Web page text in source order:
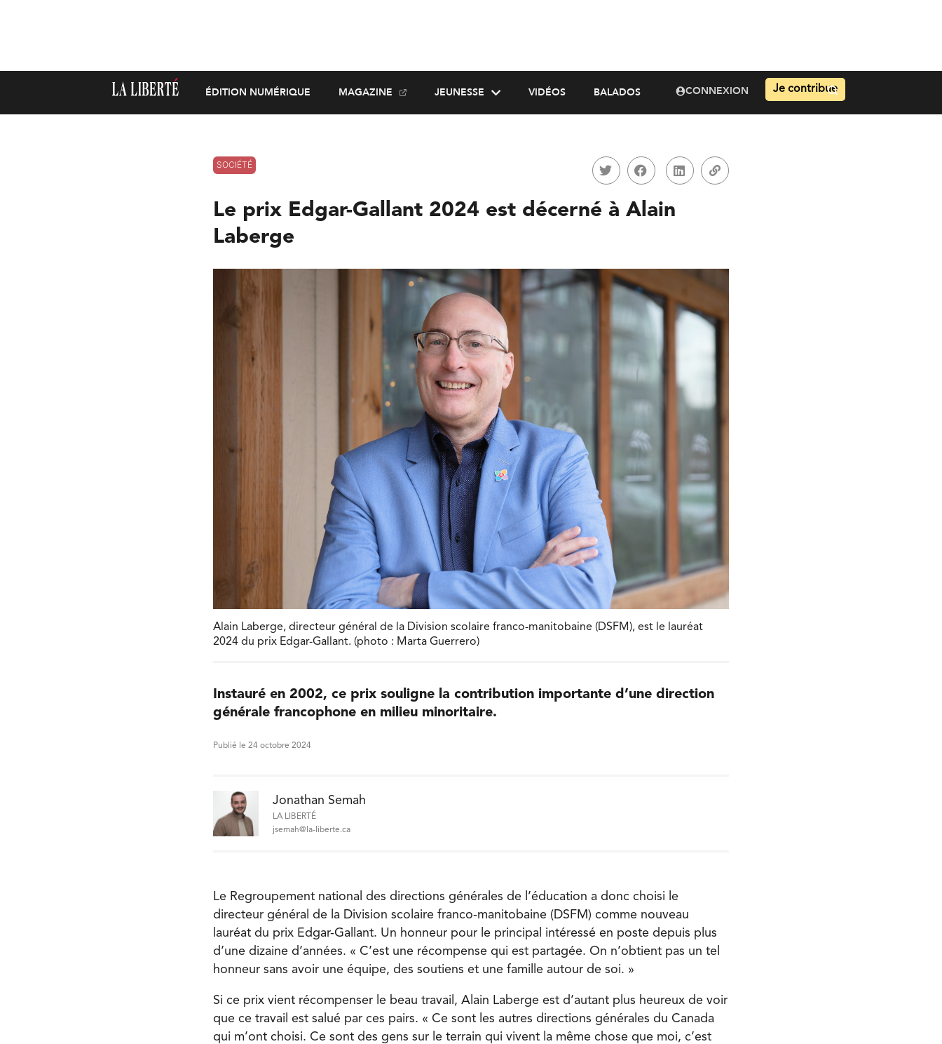
ÉDITION NUMÉRIQUE MAGAZINE JEUNESSE VIDÉOS BALADOS CONNEXION Je contribue
SOCIÉTÉ
Le prix Edgar-Gallant 2024 est décerné à Alain
Laberge
Alain Laberge, directeur général de la Division scolaire franco-manitobaine (DSFM), est le lauréat
2024 du prix Edgar-Gallant. (photo : Marta Guerrero)
Instauré en 2002, ce prix souligne la contribution importante d’une direction
générale francophone en milieu minoritaire.
Publié le 24 octobre 2024
Jonathan Semah
LA LIBERTÉ
jsemah@la-liberte.ca
Le Regroupement national des directions générales de l’éducation a donc choisi le
directeur général de la Division scolaire franco-manitobaine (DSFM) comme nouveau
lauréat du prix Edgar-Gallant. Un honneur pour le principal intéressé en poste depuis plus
d’une dizaine d’années. « C’est une récompense qui est partagée. On n’obtient pas un tel
honneur sans avoir une équipe, des soutiens et une famille autour de soi. »
Si ce prix vient récompenser le beau travail, Alain Laberge est d’autant plus heureux de voir
que ce travail est salué par ces pairs. « Ce sont les autres directions générales du Canada
qui m’ont choisi. Ce sont des gens sur le terrain qui vivent la même chose que moi, c’est